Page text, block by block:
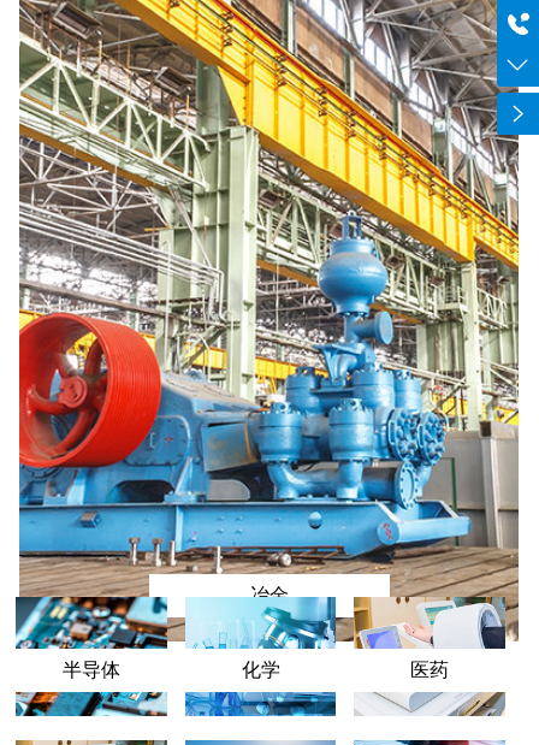
冶金
半导体 化学 医药
18565644125
电话
0755-84869971